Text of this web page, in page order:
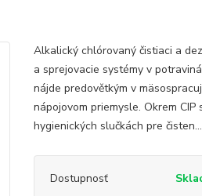
Alkalický chlórovaný čistiaci a
a sprejovacie systémy v
nájde predovětkým v
nápojovom priemysle. Okrem
hygienických slučkách pre čisten...
Dostupnosť